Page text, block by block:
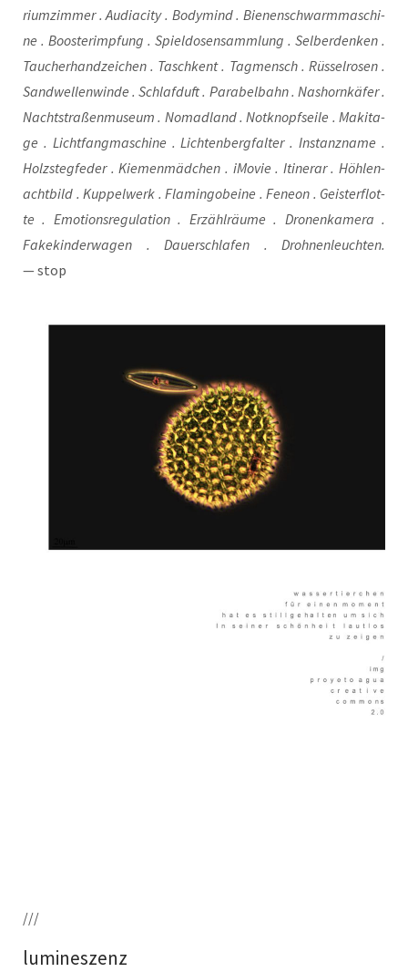
ri­um­zim­mer . Audia­ci­ty . Body­mind . Bie­nen­schwarm­ma­schi­
ne . Boos­ter­imp­fung . Spiel­do­sen­samm­lung . Sel­ber­den­ken .
Tau­cher­hand­zei­chen . Tasch­kent . Tag­mensch . Rüs­sel­ro­sen .
Sand­wel­len­win­de . Schlaf­duft . Para­bel­bahn . Nas­horn­kä­fer .
Nacht­stra­ßen­mu­se­um . Nomad­land . Not­knopf­sei­le . Maki­ta­
ge . Licht­fang­ma­schi­ne . Lich­ten­berg­fal­ter . Instanz­na­me .
Holz­steg­fe­der . Kie­men­mäd­chen . iMo­vie . Itin­erar . Höh­le­n­
acht­bild . Kup­pel­werk . Fla­min­go­bei­ne . Fene­on . Geis­ter­flot­
te . Emo­ti­ons­re­gu­la­ti­on . Erzähl­räu­me . Dro­nen­ka­me­ra .
Fake­kin­der­wa­gen . Dau­er­schla­fen . Droh­nen­leuch­ten.
— stop
///
lumineszenz